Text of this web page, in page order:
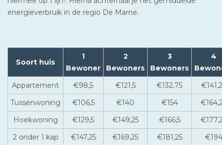
energieverbruik in de regio De Marne.
Soort huis
1
Bewoner
2
Bewoners
3
Bewoners
4
Appartement
€98,5 €121,5 €132,75
Tussenwoning
€106,5 €140 €154
Hoekwoning
€129,5 €149,25 €166,5
2 onder 1 kap
€147,25 €169,25 €181,25
€194